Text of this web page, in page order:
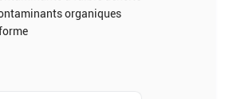
organiques